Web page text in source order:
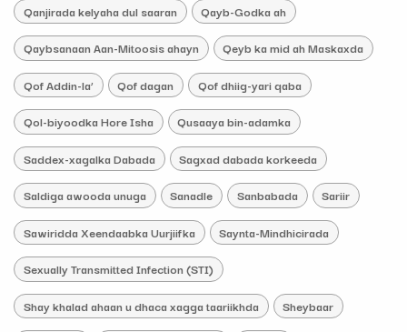
Qanjirada kelyaha dul saaran Qayb-Godka ah
Qaybsanaan Aan-Mitoosis ahayn Qeyb ka mid ah Maskaxda
Qof Addin-la’ Qof dagan Qof dhiig-yari qaba
Qol-biyoodka Hore Isha Qusaaya bin-adamka
Saddex-xagalka Dabada Sagxad dabada korkeeda
Saldiga awooda unuga Sanadle Sanbabada Sariir
Sawiridda Xeendaabka Uurjiifka Saynta-Mindhicirada
Sexually Transmitted Infection (STI)
Shay khalad ahaan u dhaca xagga taariikhda Sheybaar